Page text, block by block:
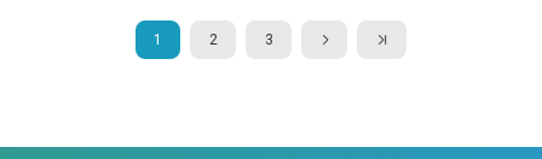
1 2 3